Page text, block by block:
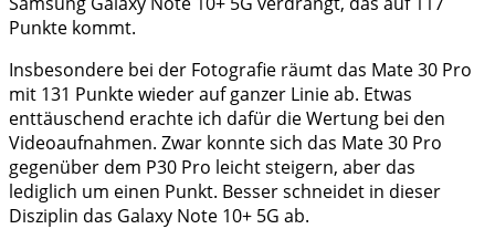
Punkte kommt.
Insbesondere bei der Fotografie räumt das Mate 30 Pro
mit 131 Punkte wieder auf ganzer Linie ab. Etwas
enttäuschend erachte ich dafür die Wertung bei den
Videoaufnahmen. Zwar konnte sich das Mate 30 Pro
gegenüber dem P30 Pro leicht steigern, aber das
lediglich um einen Punkt. Besser schneidet in dieser
Disziplin das Galaxy Note 10+ 5G ab.